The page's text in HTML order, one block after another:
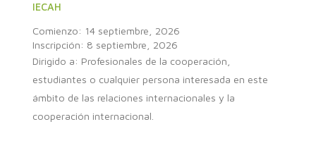
IECAH
Comienzo: 14 septiembre, 2026
Inscripción: 8 septiembre, 2026
Dirigido a: Profesionales de la cooperación,
estudiantes o cualquier persona interesada en este
ámbito de las relaciones internacionales y la
cooperación internacional.